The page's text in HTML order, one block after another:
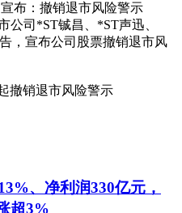
布：撤销退市风险警示
司*ST铖昌、*ST声迅、
，宣布公司股票撤销退市风
销退市风险警示
、净利润330亿元，
超3%